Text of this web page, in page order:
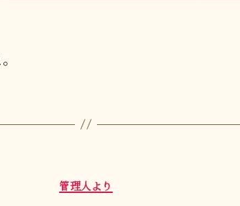
カ
テ
管理人より